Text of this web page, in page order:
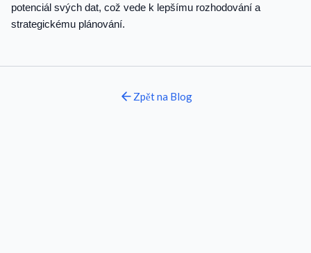
potenciál svých dat, což vede k lepšímu rozhodování a
strategickému plánování.
Zpět na Blog